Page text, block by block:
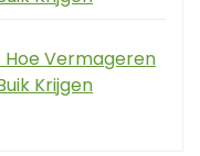
Hoe Vermageren
Krijgen